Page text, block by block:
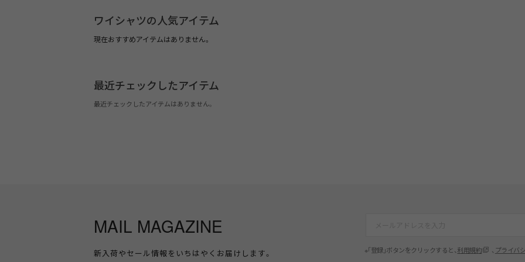
ワイシャツの人気アイテム
現在おすすめアイテムはありません。
最近チェックしたアイテム
最近チェックしたアイテムはありません。
MAIL MAGAZINE
新入荷やセール情報をいちはやくお届けします。 ※「登録」ボタンをクリックすると、 利用規約 、 プライバ